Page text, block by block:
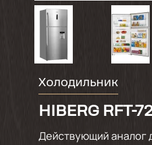
Холодильник
HIBERG RFT-
Действующий аналог